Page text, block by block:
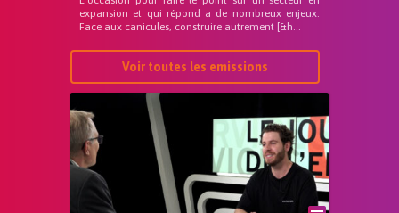
expansion et qui répond a de nombreux enjeux.
Face aux canicules, construire autrement [&h...
Voir toutes les emissions